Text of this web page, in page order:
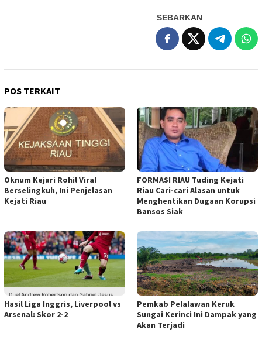
SEBARKAN
POS TERKAIT
Oknum Kejari Rohil Viral
Berselingkuh, Ini Penjelasan
Kejati Riau
FORMASI RIAU Tuding Kejati
Riau Cari-cari Alasan untuk
Menghentikan Dugaan Korupsi
Bansos Siak
Hasil Liga Inggris, Liverpool vs
Arsenal: Skor 2-2
Pemkab Pelalawan Keruk
Sungai Kerinci Ini Dampak yang
Akan Terjadi